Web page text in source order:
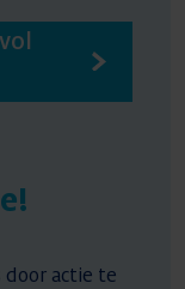
door actie te